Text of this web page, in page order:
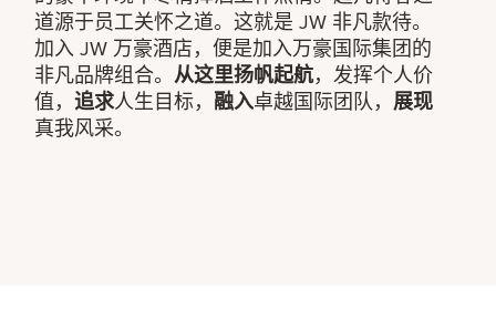
道源于员工关怀之道。这就是 JW 非凡款待。
加入 JW 万豪酒店，便是加入万豪国际集团的
非凡品牌组合。从这里扬帆起航，发挥个人价
值，追求人生目标， 融入卓越国际团队， 展现
真我风采。